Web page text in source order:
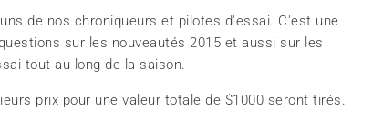
de nos chroniqueurs et pilotes d'essai. C'est une
sur les nouveautés 2015 et aussi sur les
tout au long de la saison.
prix pour une valeur totale de $1000 seront tirés.